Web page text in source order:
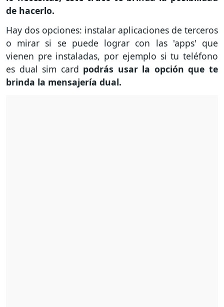
de hacerlo.
Hay dos opciones: instalar aplicaciones de terceros
o mirar si se puede lograr con las 'apps' que
vienen pre instaladas, por ejemplo si tu teléfono
es dual sim card podrás usar la opción que te
brinda la mensajería dual.